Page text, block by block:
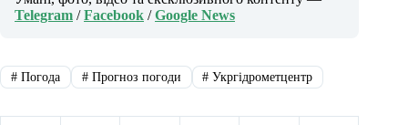
Telegram /Facebook /Google News
#Погода #Прогноз погоди # Укргідрометцентр